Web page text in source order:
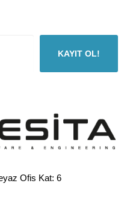
KAYIT OL!
Ofis Kat: 6